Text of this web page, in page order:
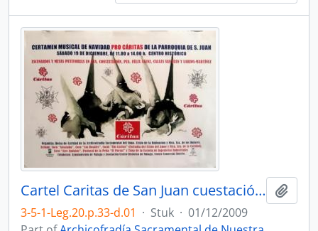
Cartel Caritas de San Juan cuestación 2009.
3-5-1-Leg.20.p.33-d.01 · Stuk · 01/12/2009